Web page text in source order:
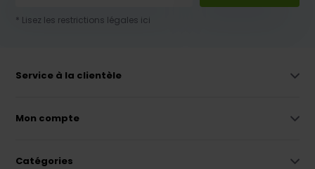
* Lisez les restrictions légales ici
Service à la clientèle
Mon compte
Catégories